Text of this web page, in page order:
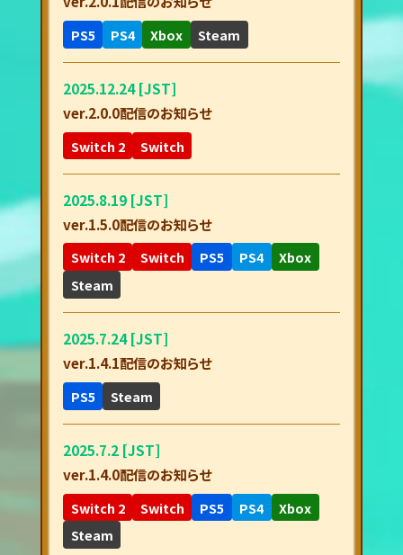
PS5 PS4 Xbox Steam
2025.12.24 [JST]
ver.2.0.0配信のお知らせ
Switch 2 Switch
2025.8.19 [JST]
ver.1.5.0配信のお知らせ
Switch 2 Switch PS5 PS4
Xbox
Steam
2025.7.24 [JST]
ver.1.4.1配信のお知らせ
PS5 Steam
2025.7.2 [JST]
ver.1.4.0配信のお知らせ
Switch 2 Switch PS5 PS4
Xbox
Steam